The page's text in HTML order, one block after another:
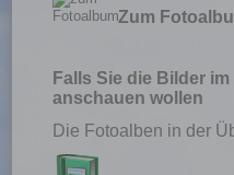
Zum
Falls Sie die Bilder
anschauen wollen
Die Fotoalben in der